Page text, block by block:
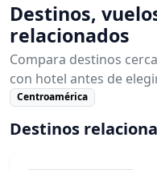
Destinos,
relacionados
Compara destinos
con hotel antes de
Centroamérica
Destinos